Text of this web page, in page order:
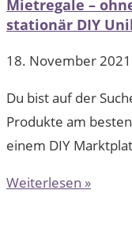
Mietregale –
stationär DIY
18. November 2021
Du bist auf der
Produkte am
einem DIY
Weiterlesen »